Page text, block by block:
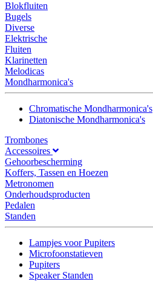
Blokfluiten
Bugels
Diverse
Elektrische
Fluiten
Klarinetten
Melodicas
Mondharmonica's
Chromatische Mondharmonica's
Diatonische Mondharmonica's
Trombones
Accessoires
Gehoorbescherming
Koffers, Tassen en Hoezen
Metronomen
Onderhoudsproducten
Pedalen
Standen
Lampjes voor Pupiters
Microfoonstatieven
Pupiters
Speaker Standen